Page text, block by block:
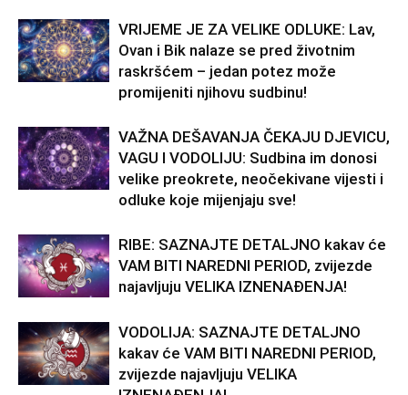
VRIJEME JE ZA VELIKE ODLUKE: Lav,
Ovan i Bik nalaze se pred životnim
raskršćem – jedan potez može
promijeniti njihovu sudbinu!
VAŽNA DEŠAVANJA ČEKAJU DJEVICU,
VAGU I VODOLIJU: Sudbina im donosi
velike preokrete, neočekivane vijesti i
odluke koje mijenjaju sve!
RIBE: SAZNAJTE DETALJNO kakav će
VAM BITI NAREDNI PERIOD, zvijezde
najavljuju VELIKA IZNENAĐENJA!
VODOLIJA: SAZNAJTE DETALJNO
kakav će VAM BITI NAREDNI PERIOD,
zvijezde najavljuju VELIKA